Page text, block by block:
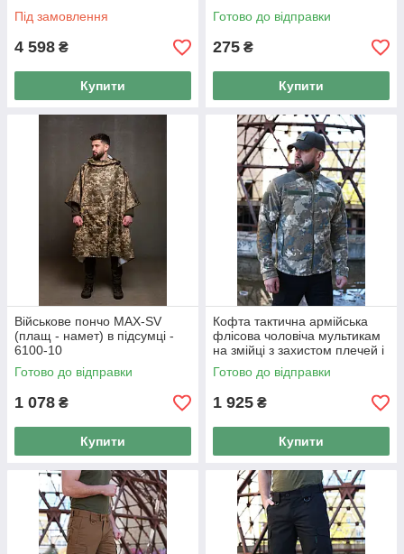
Під замовлення
4 598 ₴
Купити
Готово до відправки
275 ₴
Купити
Військове пончо MAX-SV
(плащ - намет) в підсумці -
6100-10
Готово до відправки
1 078 ₴
Купити
Кофта тактична армійська
флісова чоловіча мультикам
на змійці з захистом плечей і
ліктів MAX-SV — 8105
Готово до відправки
1 925 ₴
Купити